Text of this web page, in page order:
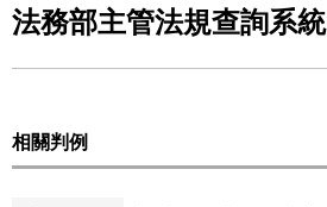
法務部主管法規查詢系統
相關判例